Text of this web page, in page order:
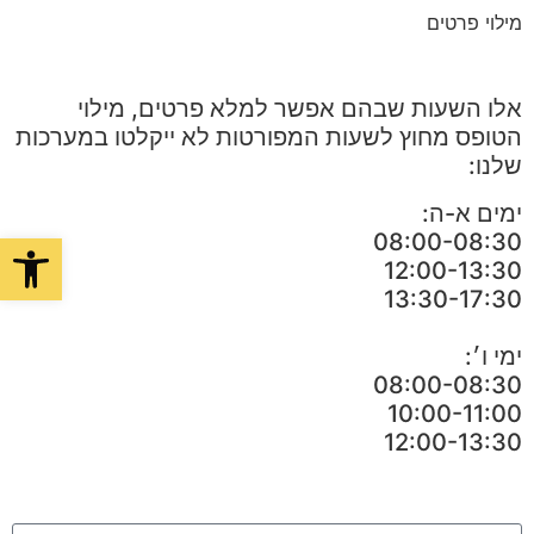
מילוי פרטים
אלו השעות שבהם אפשר למלא פרטים, מילוי
הטופס מחוץ לשעות המפורטות לא ייקלטו במערכות
שלנו:
ימים א-ה:
08:00-08:30
12:00-13:30
13:30-17:30
ימי ו׳:
08:00-08:30
10:00-11:00
12:00-13:30
פתח